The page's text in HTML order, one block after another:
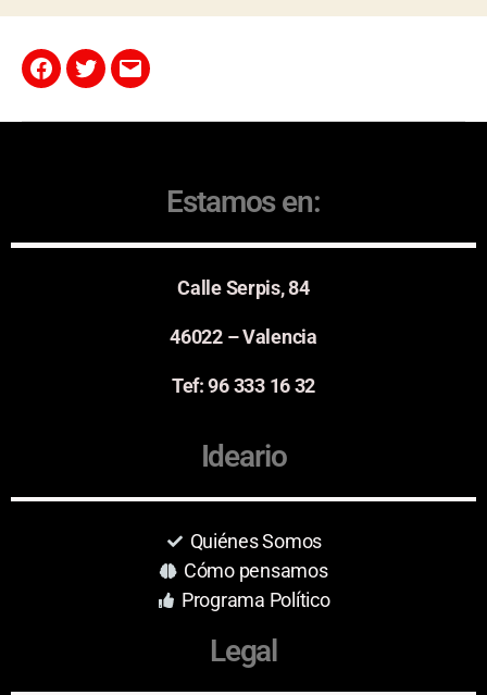
Estamos en:
Calle Serpis, 84
46022 – Valencia
Tef: 96 333 16 32
Ideario
Quiénes Somos
Cómo pensamos
Programa Político
Legal